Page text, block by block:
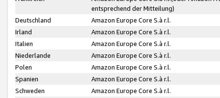
entsprechend der Mitteilung)
Deutschland
Amazon Europe Core S.à r.l.
Irland
Amazon Europe Core S.à r.l.
Italien
Amazon Europe Core S.à r.l.
Niederlande
Amazon Europe Core S.à r.l.
Polen
Amazon Europe Core S.à r.l.
Spanien
Amazon Europe Core S.à r.l.
Schweden
Amazon Europe Core S.à r.l.